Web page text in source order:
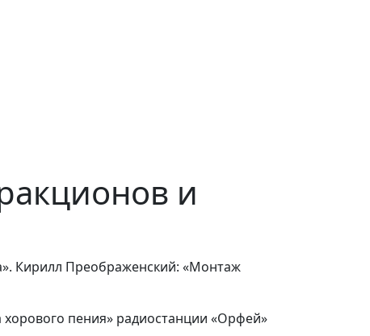
и
Кирилл Преображенский: «Монтаж
пения» радиостанции «Орфей»